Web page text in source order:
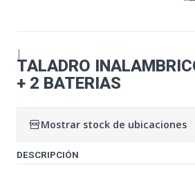
|
TALADRO
+ 2 BATERIAS
Mostrar stock de ubicaciones
DESCRIPCIÓN